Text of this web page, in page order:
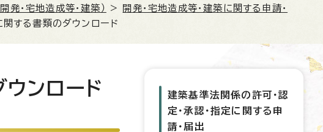
発・宅地造成等・建築） >
開発・宅地造成等・建築に関する申請・
する書類のダウンロード
ンロード
建築基準法関係の許可・認
定・承認・指定に関する申
請・届出